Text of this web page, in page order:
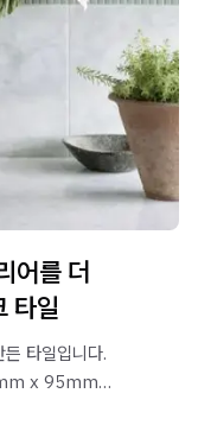
어를 더
타일
타일입니다.
x 95mm